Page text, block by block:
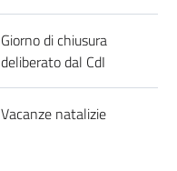
Giorno di chiusura
deliberato dal CdI
Vacanze natalizie